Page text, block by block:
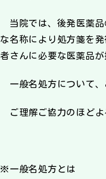
当院では、後発医薬品
な名称により処方箋を発
者さんに必要な医薬品
一般名処方について、
ご理解ご協力のほどよ
※一般名処方とは